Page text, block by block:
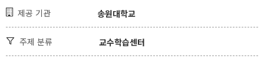
 제공 기관 송원대학교
 주제 분류 교수학습센터